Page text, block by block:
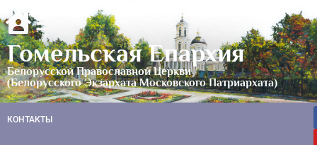
Гомельская Епархия
Белорусской Православной Церкви
(Белорусского Экзархата Московского Патриархата)
КОНТАКТЫ